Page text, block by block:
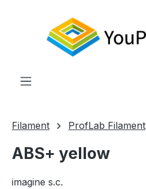
Filament ProfLab Filament
ABS+ yellow
imagine s.c.